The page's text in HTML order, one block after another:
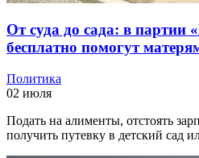
От суда до сада: в партии
бесплатно помогут
Политика
02 июля
Подать на алименты, отстоять
получить путевку в детский сад